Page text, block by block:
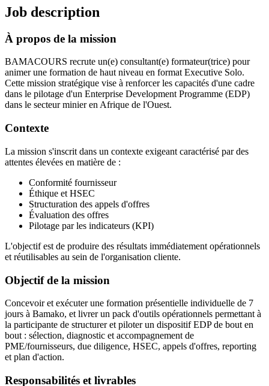
Job description
À propos de la mission
BAMACOURS recrute un(e) consultant(e) formateur(trice) pour
animer une formation de haut niveau en format Executive Solo.
Cette mission stratégique vise à renforcer les capacités d'une cadre
dans le pilotage d'un Enterprise Development Programme (EDP)
dans le secteur minier en Afrique de l'Ouest.
Contexte
La mission s'inscrit dans un contexte exigeant caractérisé par des
attentes élevées en matière de :
Conformité fournisseur
Éthique et HSEC
Structuration des appels d'offres
Évaluation des offres
Pilotage par les indicateurs (KPI)
L'objectif est de produire des résultats immédiatement opérationnels
et réutilisables au sein de l'organisation cliente.
Objectif de la mission
Concevoir et exécuter une formation présentielle individuelle de 7
jours à Bamako, et livrer un pack d'outils opérationnels permettant à
la participante de structurer et piloter un dispositif EDP de bout en
bout : sélection, diagnostic et accompagnement de
PME/fournisseurs, due diligence, HSEC, appels d'offres, reporting
et plan d'action.
Responsabilités et livrables